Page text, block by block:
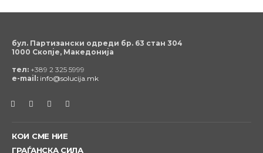
бул. Партизански одреди бр. 63 стан 304
1000 Скопје, Македонија
тел: +389 2 325 5999
e-mail: info@solucija.mk
КОИ СМЕ НИЕ
ГРАЃАНСКА СИЛА